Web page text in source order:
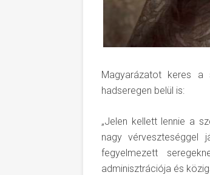
Magyarázatot keres a
hadseregen belül is:
„Jelen kellett lennie a
nagy vérveszteséggel
fegyelmezett
adminisztrációja és